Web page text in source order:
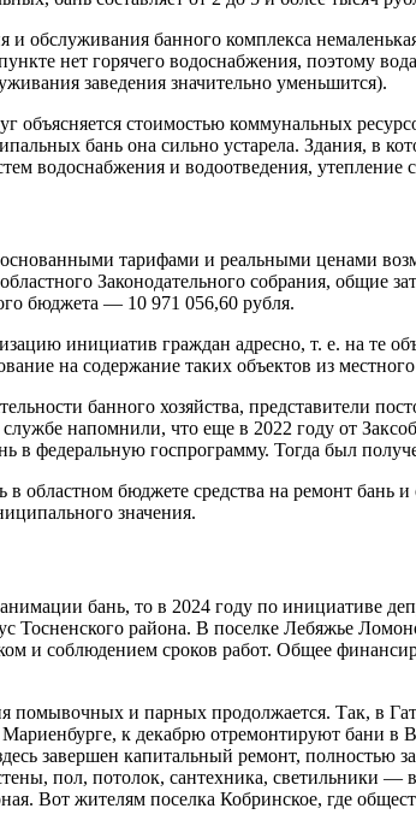
и обслуживания банного комплекса
нет горячего водоснабжения, поэтому
заведения значительно уменьшится).
объясняется стоимостью коммунальных
бань она сильно устарела. Здания, в
водоснабжения и водоотведения, утепление
тарифами и реальными ценами
Законодательного собрания, общие
бюджета — 10 971 056,60 рубля.
инициатив граждан адресно, т. е. на
на содержание таких объектов из
банного хозяйства, представители
напомнили, что еще в 2022 году от
в федеральную госпрограмму. Тогда был
в областном бюджете средства на ремонт
значения.
бань, то в 2024 году по инициативе
Тосненского района. В поселке Лебяжье
и соблюдением сроков работ. Общее
помывочных и парных продолжается. Так, в
к декаб­рю отремонтируют бани
завершен капитальный ремонт, полностью
пол, потолок, сантехника, светильники
Вот жителям поселка ­Кобринское, где